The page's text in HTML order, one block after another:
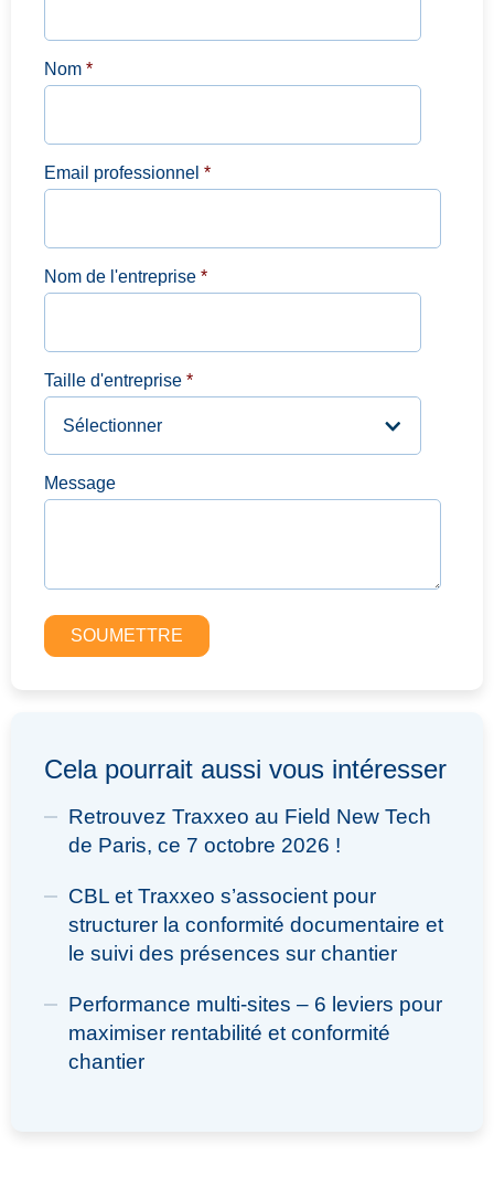
Nom *
Email professionnel *
Nom de l'entreprise *
Taille d'entreprise *
Message
Cela pourrait aussi vous intéresser
Retrouvez Traxxeo au Field New Tech
de Paris, ce 7 octobre 2026 !
CBL et Traxxeo s’associent pour
structurer la conformité documentaire et
le suivi des présences sur chantier
Performance multi-sites – 6 leviers pour
maximiser rentabilité et conformité
chantier